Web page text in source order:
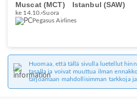
Muscat (MCT) Istanbul (SAW)
ke 14.10. Suora
Pegasus Airlines
Huomaa, että tällä sivulla luetellut
tasalla ja voivat muuttua ilman
tarjoamaan mahdollisimman tarkkoja